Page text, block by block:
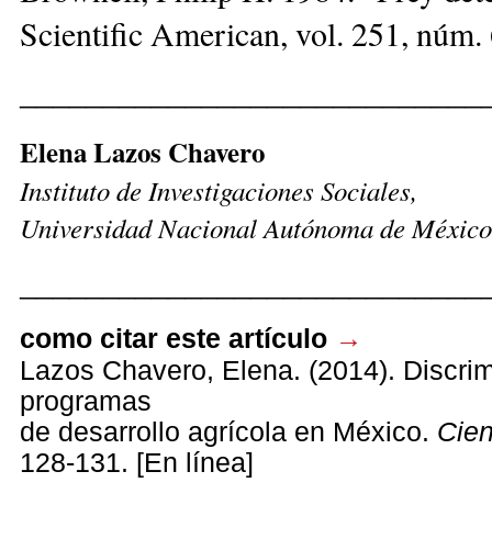
Scientific American, vol. 251, núm.
Elena Lazos Chavero
Instituto de Investigaciones Sociales,
Universidad Nacional Autónoma de
como citar este artículo →
Lazos Chavero, Elena. (2014).
programas
de desarrollo agrícola en México.
128-131. [En línea]